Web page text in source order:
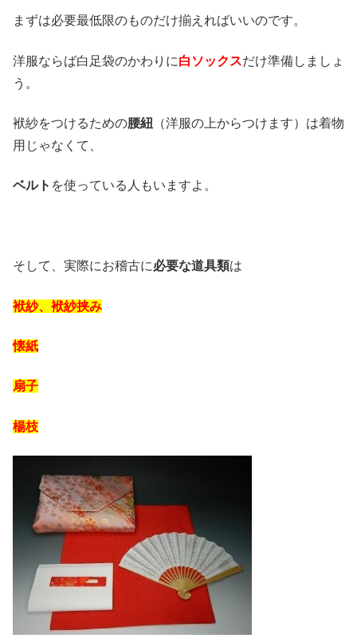
まずは必要最低限のものだけ揃えればいいのです。
洋服ならば白足袋のかわりに白ソックスだけ準備しましょ
う。
袱紗をつけるための腰紐 （洋服の上からつけます）は着物
用じゃなくて、
ベルト を使っている人もいますよ。
そして、実際にお稽古に必要な道具類は
袱紗、袱紗挟み
懐紙
扇子
楊枝